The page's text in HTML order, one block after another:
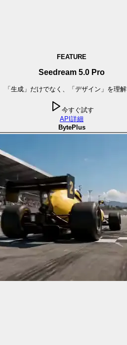
FEATURE
Seedream 5.0 Pro
「生成」だけでなく、「デザイン」を理
今すぐ試す
API 詳細
BytePlus